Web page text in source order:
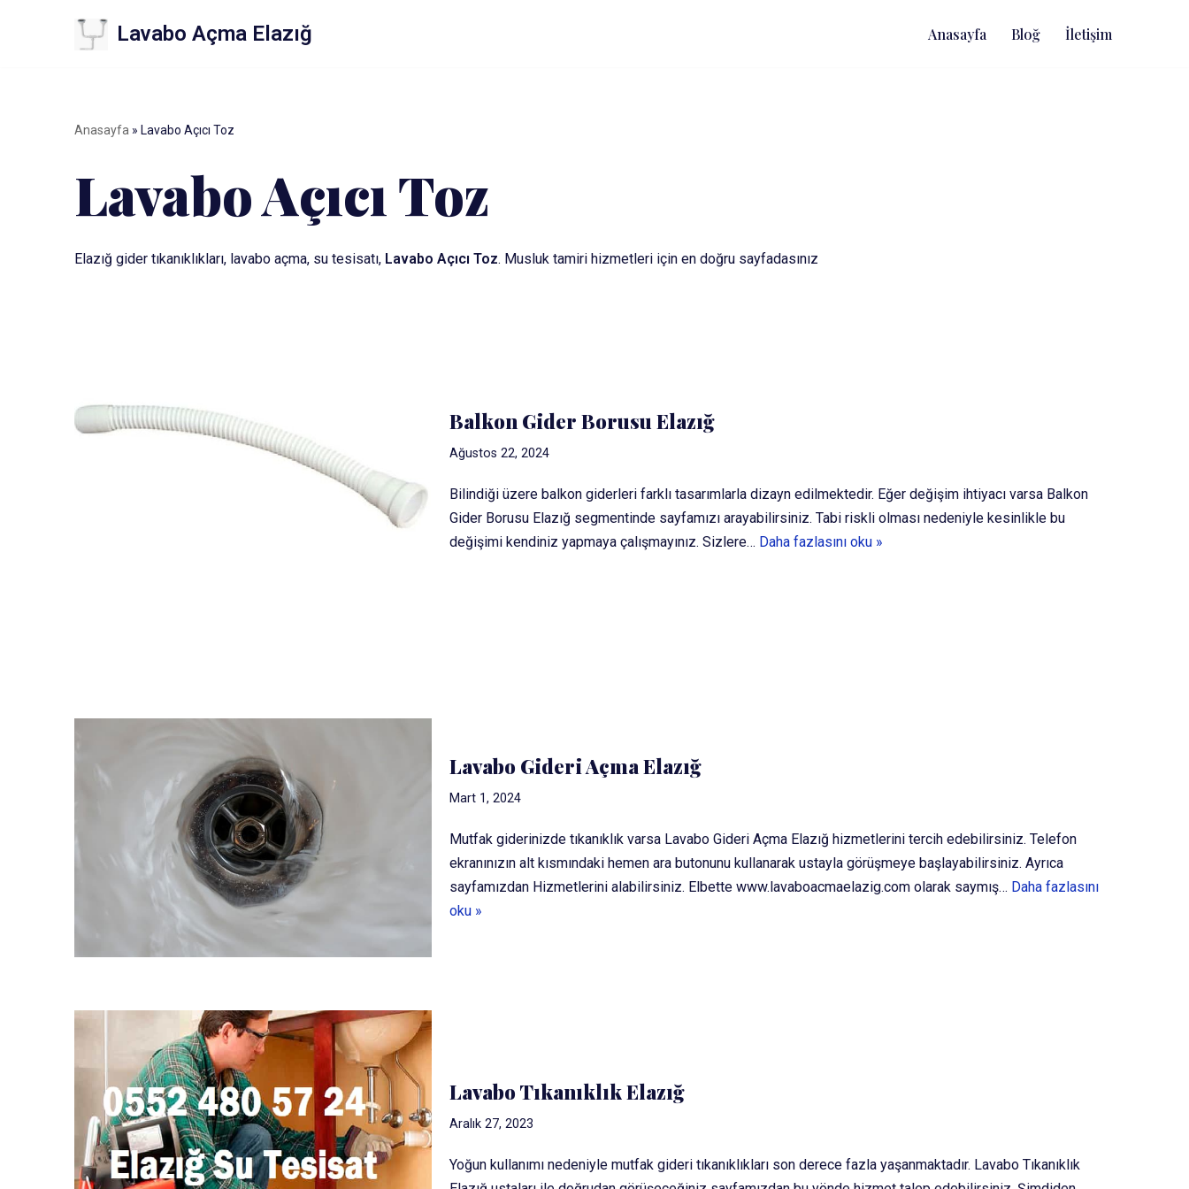
Lavabo Açma Elazığ Anasayfa Bloğ İletişim
Anasayfa » Lavabo Açıcı Toz
Lavabo Açıcı Toz
Elazığ gider tıkanıklıkları, lavabo açma, su tesisatı, Lavabo Açıcı Toz. Musluk tamiri hizmetleri için en doğru sayfadasınız
Balkon Gider Borusu Elazığ
Ağustos 22, 2024
Bilindiği üzere balkon giderleri farklı tasarımlarla dizayn edilmektedir. Eğer değişim ihtiyacı varsa Balkon
Gider Borusu Elazığ segmentinde sayfamızı arayabilirsiniz. Tabi riskli olması nedeniyle kesinlikle bu
değişimi kendiniz yapmaya çalışmayınız. Sizlere… Daha fazlasını oku »
Lavabo Gideri Açma Elazığ
Mart 1, 2024
Mutfak giderinizde tıkanıklık varsa Lavabo Gideri Açma Elazığ hizmetlerini tercih edebilirsiniz. Telefon
ekranınızın alt kısmındaki hemen ara butonunu kullanarak ustayla görüşmeye başlayabilirsiniz. Ayrıca
sayfamızdan Hizmetlerini alabilirsiniz. Elbette www.lavaboacmaelazig.com olarak saymış… Daha fazlasını
oku »
Lavabo Tıkanıklık Elazığ
Aralık 27, 2023
Yoğun kullanımı nedeniyle mutfak gideri tıkanıklıkları son derece fazla yaşanmaktadır. Lavabo Tıkanıklık